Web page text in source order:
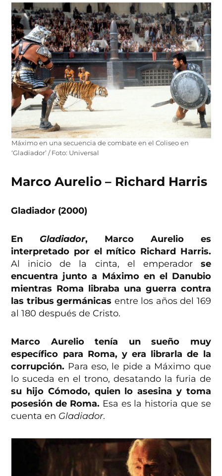
Máximo en una secuencia de combate en el Coliseo en
‘Gladiador’ / Foto: Universal
Marco Aurelio – Richard Harris
Gladiador (2000)
En Gladiador, Marco Aurelio es
interpretado por el mítico Richard Harris.
Al inicio de la cinta, el emperador se
encuentra junto a Máximo en el Danubio
mientras Roma libraba una guerra contra
las tribus germánicas entre los años del 169
al 180 después de Cristo.
Marco Aurelio tenía un sueño muy
específico para Roma, y era librarla de la
corrupción. Para eso, le pide a Máximo que
lo suceda en el trono, desatando la furia de
su hijo Cómodo, quien lo asesina y toma
posesión de Roma. Esa es la historia que se
cuenta en Gladiador.